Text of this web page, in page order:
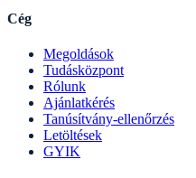
Cég
Megoldások
Tudásközpont
Rólunk
Ajánlatkérés
Tanúsítvány-ellenőrzés
Letöltések
GYIK